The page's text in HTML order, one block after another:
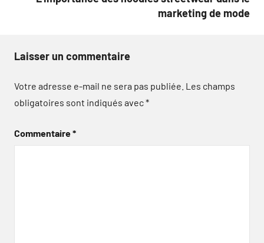
marketing de mode
Laisser un commentaire
Votre adresse e-mail ne sera pas publiée. Les champs
obligatoires sont indiqués avec*
Commentaire*